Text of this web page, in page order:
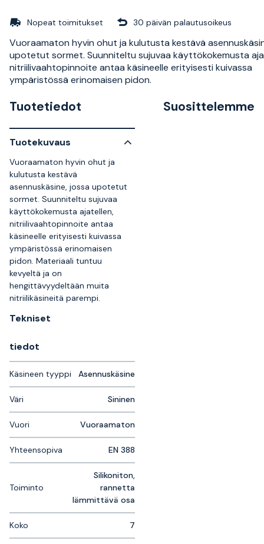
Nopeat toimitukset 30 päivän palautusoikeus
Vuoraamaton hyvin ohut ja kulutusta kestävä
upotetut sormet. Suunniteltu sujuvaa käyttökokemusta
nitriilivaahtopinnoite antaa käsineelle erityisesti kuivassa
ympäristössä erinomaisen pidon.
Tuotetiedot
Tuotekuvaus
Vuoraamaton hyvin ohut ja
kulutusta kestävä
asennuskäsine, jossa upotetut
sormet. Suunniteltu sujuvaa
käyttökokemusta ajatellen,
nitriilivaahtopinnoite antaa
käsineelle erityisesti kuivassa
ympäristössä erinomaisen
pidon. Materiaali tuntuu
kevyeltä ja on
hengittävyydeltään muita
nitriilikäsineitä parempi.
Tekniset
tiedot
Käsineen tyyppi Asennuskäsine
Väri Sininen
Vuori Vuoraamaton
Yhteensopiva EN 388
Toiminto
Silikoniton,
rannetta
lämmittävä osa
Koko 7
Suosittelemme